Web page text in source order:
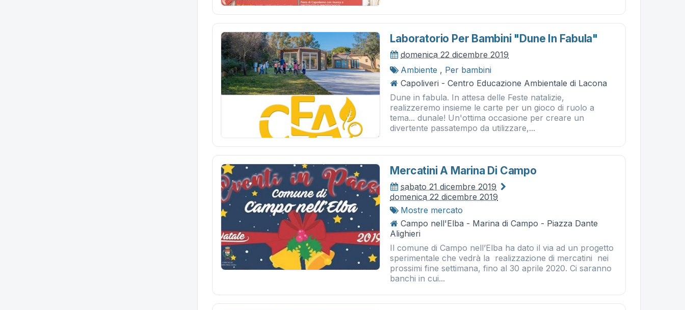
Laboratorio Per Bambini "dune In Fabula"
domenica 22 dicembre 2019
Ambiente , Per bambini
Capoliveri - Centro Educazione Ambientale di Lacona
Dune in fabula. In attesa delle Feste natalizie,
realizzeremo insieme le carte per un gioco di ruolo a
tema... dunale! Un'ottima occasione per creare un
divertente passatempo da utilizzare,...
Mercatini A Marina Di Campo
sabato 21 dicembre 2019
domenica 22 dicembre 2019
Mostre mercato
Campo nell'Elba - Marina di Campo - Piazza Dante
Alighieri
Il comune di Campo nell’Elba ha dato il via ad un progetto
sperimentale che vedrà la realizzazione di mercatini nei
prossimi fine settimana, fino al 30 aprile 2020. Ci saranno
banchi in cui...